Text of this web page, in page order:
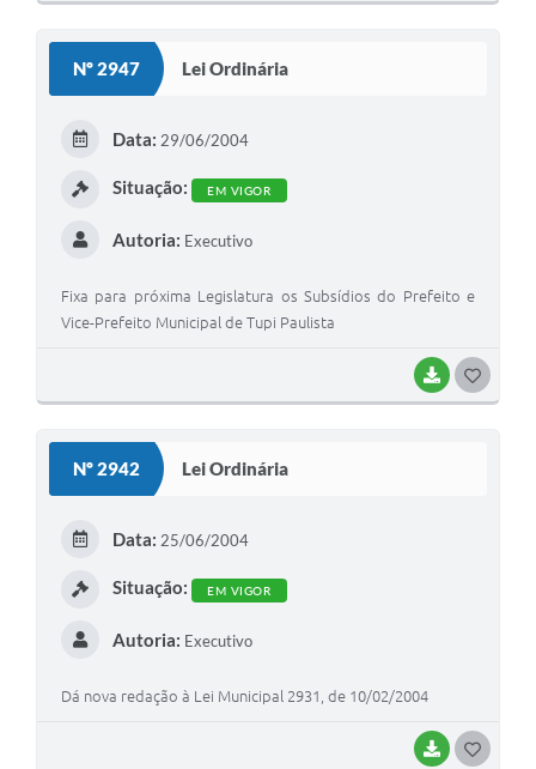
Nº 2947 Lei Ordinária
BAIXAR
Data: 29/06/2004
Situação: EM VIGOR
Autoria: Executivo
Fixa para próxima Legislatura os Subsídios do Prefeito e
Vice-Prefeito Municipal de Tupi Paulista
Nº 2942 Lei Ordinária
BAIXAR
Data: 25/06/2004
Situação: EM VIGOR
Autoria: Executivo
Dá nova redação à Lei Municipal 2931, de 10/02/2004